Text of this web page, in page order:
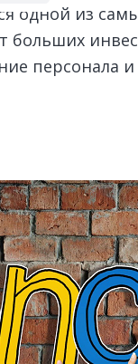
одной из
больших
персонала